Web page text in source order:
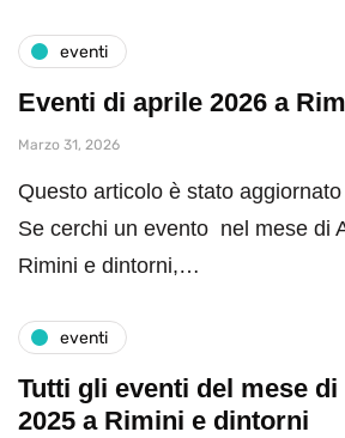
eventi
Eventi di aprile 2026 a
Marzo 31, 2026
Questo articolo è stato
Se cerchi un evento nel mese di
Rimini e dintorni,…
eventi
Tutti gli eventi del mese
2025 a Rimini e dintorni